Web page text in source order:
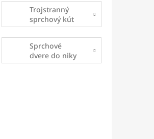
Trojstranný
sprchový kút
Sprchové
dvere do niky